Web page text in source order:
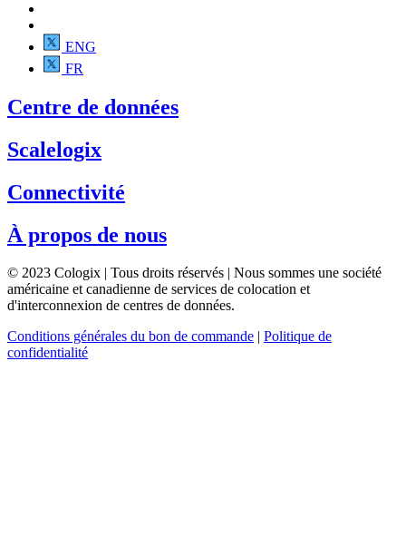
ENG
FR
Centre de données
Scalelogix
Connectivité
À propos de nous
© 2023 Cologix | Tous droits réservés | Nous sommes une société
américaine et canadienne de services de colocation et
d'interconnexion de centres de données.
Conditions générales du bon de commande
Politique de
confidentialité